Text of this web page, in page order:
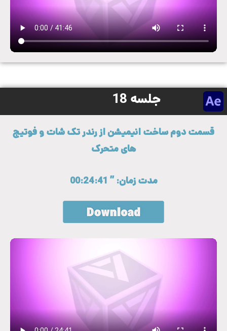
جلسه 18
قسمت دوم ساخت انیمیشن از رندر تک شات و فوتیج
های متحرک
مدت زمان: ” 00:24:41